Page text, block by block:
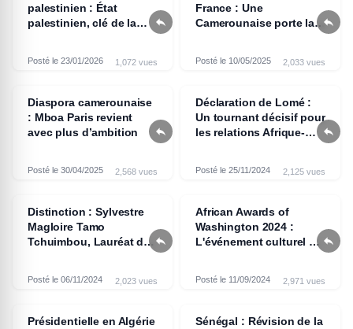
palestinien : État
palestinien, clé de la
Posté le 23/01/2026 1,072 vues

France : Une
Camerounaise porte la
Posté le 10/05/2025 2,033 vues

Diaspora camerounaise
: Mboa Paris revient
avec plus d’ambition
Posté le 30/04/2025 2,568 vues

Déclaration de Lomé :
Un tournant décisif pour
les relations Afrique-
Posté le 25/11/2024 2,125 vues

Distinction : Sylvestre
Magloire Tamo
Tchuimbou, Lauréat du
Posté le 06/11/2024 2,023 vues

African Awards of
Washington 2024 :
L'événement culturel de
Posté le 11/09/2024 2,971 vues

Présidentielle en Algérie
Sénégal : Révision de la